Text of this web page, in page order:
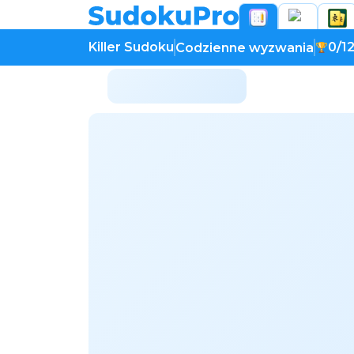
Killer Sudoku Codzienne wyzwania 0/12